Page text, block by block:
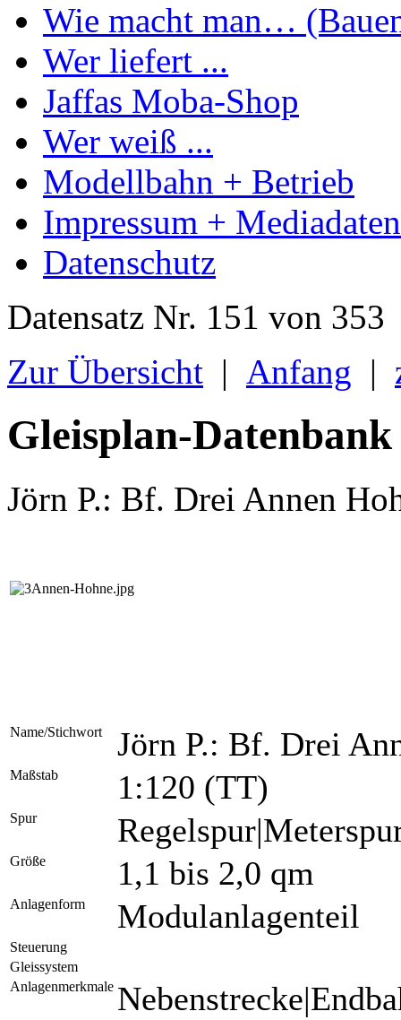
Wie macht man…
Wer liefert ...
Jaffas Moba-Shop
Wer weiß ...
Modellbahn + Betrieb
Impressum + Mediadaten
Datenschutz
Datensatz Nr. 151 von 353
Zur Übersicht | Anfang |
Gleisplan-Datenbank
Jörn P.: Bf. Drei Annen
Name/Stichwort Jörn P.: Bf. Drei
Maßstab 1:120 (TT)
Spur
Größe 1,1 bis 2,0 qm
Anlagenform Modulanlagenteil
Steuerung
Gleissystem
Anlagenmerkmale